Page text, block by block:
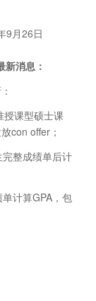
9月26日
消息：
授课型硕士课
con offer；
整成绩单后计
计算GPA，包